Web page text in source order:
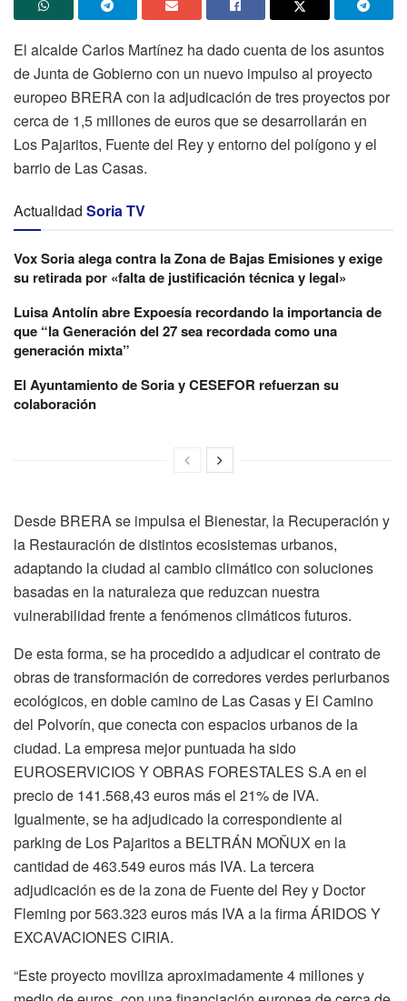
El alcalde Carlos Martínez ha dado cuenta de los asuntos
de Junta de Gobierno con un nuevo impulso al proyecto
europeo BRERA con la adjudicación de tres proyectos por
cerca de 1,5 millones de euros que se desarrollarán en
Los Pajaritos, Fuente del Rey y entorno del polígono y el
barrio de Las Casas.
Actualidad Soria TV
Vox Soria alega contra la Zona de Bajas Emisiones y exige
su retirada por «falta de justificación técnica y legal»
Luisa Antolín abre Expoesía recordando la importancia de
que “la Generación del 27 sea recordada como una
generación mixta”
El Ayuntamiento de Soria y CESEFOR refuerzan su
colaboración
Desde BRERA se impulsa el Bienestar, la Recuperación y
la Restauración de distintos ecosistemas urbanos,
adaptando la ciudad al cambio climático con soluciones
basadas en la naturaleza que reduzcan nuestra
vulnerabilidad frente a fenómenos climáticos futuros.
De esta forma, se ha procedido a adjudicar el contrato de
obras de transformación de corredores verdes periurbanos
ecológicos, en doble camino de Las Casas y El Camino
del Polvorín, que conecta con espacios urbanos de la
ciudad. La empresa mejor puntuada ha sido
EUROSERVICIOS Y OBRAS FORESTALES S.A en el
precio de 141.568,43 euros más el 21% de IVA.
Igualmente, se ha adjudicado la correspondiente al
parking de Los Pajaritos a BELTRÁN MOÑUX en la
cantidad de 463.549 euros más IVA. La tercera
adjudicación es de la zona de Fuente del Rey y Doctor
Fleming por 563.323 euros más IVA a la firma ÁRIDOS Y
EXCAVACIONES CIRIA.
“Este proyecto moviliza aproximadamente 4 millones y